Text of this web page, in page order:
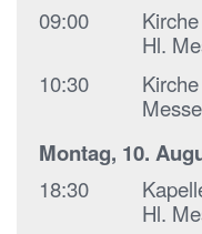
09:00
Hl.
10:30
Messe
Montag, 10.
18:30
Hl.